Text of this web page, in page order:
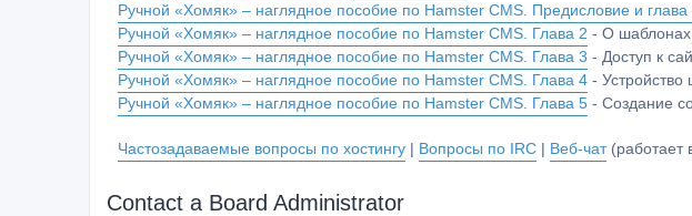
Ручной «Хомяк» – наглядное пособие по Hamster CMS. Предисловие и глава
Ручной «Хомяк» – наглядное пособие по Hamster CMS. Глава 2 - О
Ручной «Хомяк» – наглядное пособие по Hamster CMS. Глава 3 - Доступ к
Ручной «Хомяк» – наглядное пособие по Hamster CMS. Глава 4 -
Ручной «Хомяк» – наглядное пособие по Hamster CMS. Глава 5 - Создание
Частозадаваемые вопросы по хостингу | Вопросы по IRC | Веб-чат(работает
Contact a Board Administrator